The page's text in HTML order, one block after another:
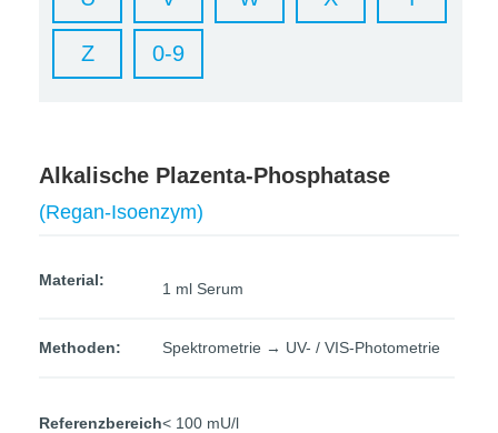
Z 0-9
Alkalische Plazenta-Phosphatase
(Regan-Isoenzym)
Material: 1 ml Serum
Methoden: Spektrometrie → UV- / VIS-Photometrie
Referenzbereich< 100 mU/l